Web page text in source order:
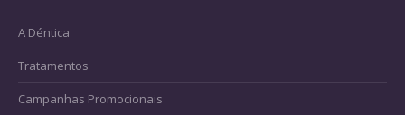
A Déntica
Tratamentos
Campanhas Promocionais